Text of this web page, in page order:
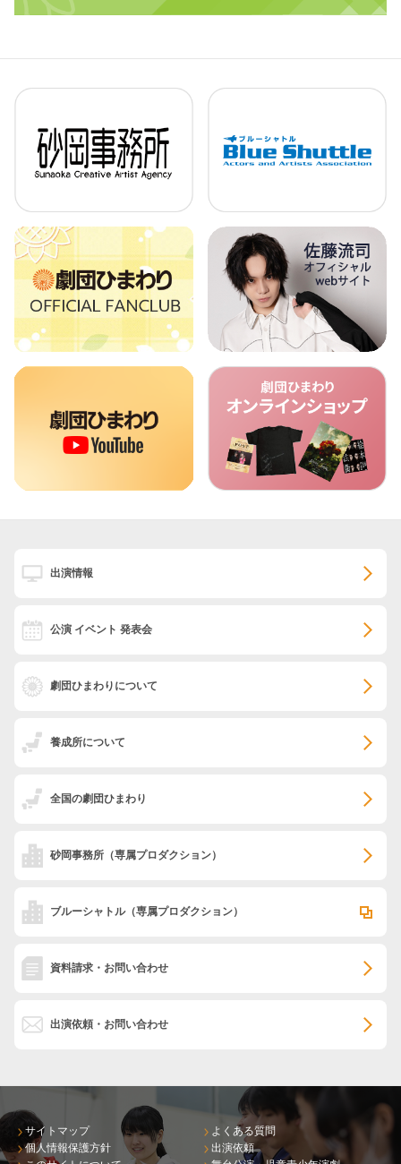
出演情報
公演 イベント 発表会
劇団ひまわりについて
養成所について
全国の劇団ひまわり
砂岡事務所 （専属プロダクション）
ブルーシャトル（専属プロダクション）
資料請求・お問い合わせ
出演依頼・お問い合わせ
サイトマップ
個人情報保護方針
よくある質問
出演依頼